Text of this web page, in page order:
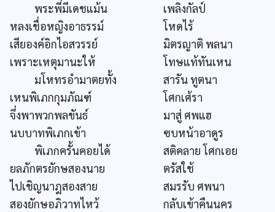
พระพี่มีเดชแม้น
เพลิงกัลป์
หลงเชื่อหญิงอาธรรม์
โหดไร้
เสียองค์อิกไอสวรรย์
มิตรญาติ พลนา
เพราะเหตุมานะให้
โทษแท้ทันเหน
มโหทรอำมาตยทั้ง
สารัน ทูตนา
เหนพิเภกกุมภัณฑ์
โศกเศ้รา
จึ่งพาพวกพลขันธ์
มาสู่ ศพแฮ
นบบาทพิเภกเข้า
ซบหน้าอาดูร
พิเภกครั้นคอยได้
สติคลาย โศกเอย
ยลภักตรยักษสองนาย
ตรัสใช้
ไปเชิญนาฎสองสาย
สมรรับ ศพนา
สองยักษอภิวาทไหว้
กลับเข้าคืนนคร